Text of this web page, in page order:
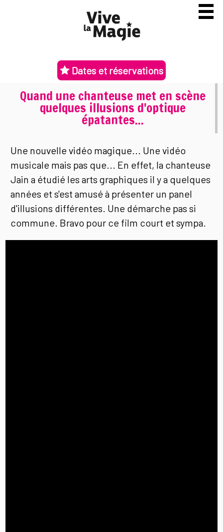
Dates et réservations
Quand une chanteuse met en scène
quelques illusions d'optique
épatantes...
Une nouvelle vidéo magique... Une vidéo
musicale mais pas que... En effet, la chanteuse
Jain a étudié les arts graphiques il y a quelques
années et s'est amusé à présenter un panel
d'illusions différentes. Une démarche pas si
commune. Bravo pour ce film court et sympa.